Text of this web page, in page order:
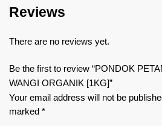
Reviews
There are no reviews yet.
Be the first to review “PONDOK
WANGI ORGANIK [1KG]”
Your email address will not be
marked *